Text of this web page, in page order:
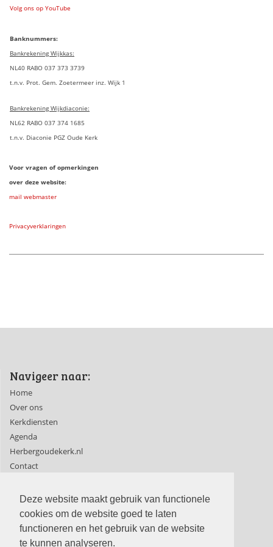
Deze website maakt gebruik van functionele
cookies om de website goed te laten
functioneren en het gebruik van de website
te kunnen analyseren.
Volg ons op YouTube
Banknummers:
Bankrekening Wijkkas:
NL40 RABO 037 373 3739
t.n.v. Prot. Gem. Zoetermeer inz. Wijk 1
Bankrekening Wijkdiaconie:
NL62 RABO 037 374 1685
t.n.v. Diaconie PGZ Oude Kerk
Voor vragen of opmerkingen
over deze website:
mail webmaster
Privacyverklaringen
Navigeer naar:
Home
Over ons
Kerkdiensten
Agenda
Herbergoudekerk.nl
Contact